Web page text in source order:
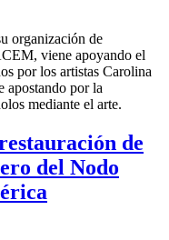
organización de
viene apoyando el
por los artistas Carolina
apostando por la
mediante el arte.
de
del Nodo